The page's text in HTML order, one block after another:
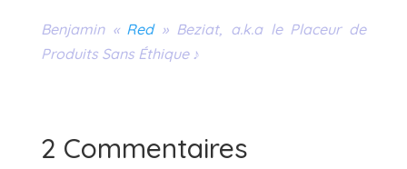
Benjamin « Red» Beziat, a.k.a le Placeur de
Produits Sans Éthique ♪
2 Commentaires